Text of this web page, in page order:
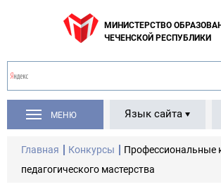
МИНИСТЕРСТВО
ЧЕЧЕНСКОЙ РЕСПУБЛИКИ
МЕНЮ Язык сайта
Главная Конкурсы
Профессиональные
педагогического мастерства